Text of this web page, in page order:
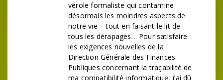
vérole formaliste qui contamine
désormais les moindres aspects de
notre vie – tout en faisant le lit de
tous les dérapages… Pour satisfaire
les exigences nouvelles de la
Direction Générale des Finances
Publiques concernant la traçabilité de
ma compatibilité informatique, j’ai dû